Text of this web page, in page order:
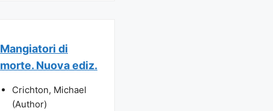
Mangiatori di
morte. Nuova ediz.
Crichton, Michael
(Author)